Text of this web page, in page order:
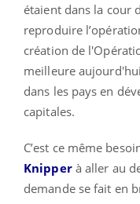
étaient dans la cour
reproduire
création de
meilleure
dans les pays en
capitales.
C’est ce même
Knipperà aller au
demande se fait en